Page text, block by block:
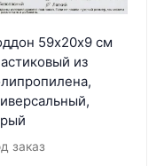
59х20х9 см
из
заказ